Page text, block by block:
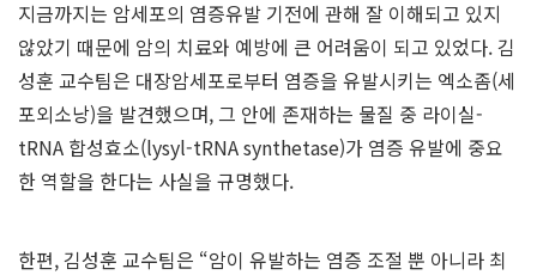
지금까지는 암세포의 염증유발 기전에 관해 잘 이해되고 있지
않았기 때문에 암의 치료와 예방에 큰 어려움이 되고 있었다. 김
성훈 교수팀은 대장암세포로부터 염증을 유발시키는 엑소좀(세
포외소낭)을 발견했으며, 그 안에 존재하는 물질 중 라이실-
tRNA 합성효소(lysyl-tRNA synthetase)가 염증 유발에 중요
한 역할을 한다는 사실을 규명했다.
한편, 김성훈 교수팀은 “암이 유발하는 염증 조절 뿐 아니라 최